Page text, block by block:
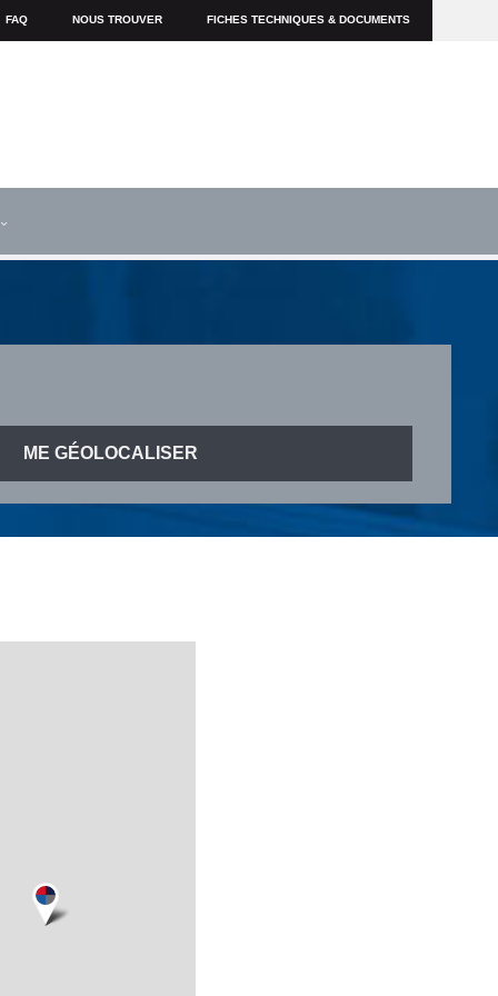
FAQ NOUS TROUVER FICHES TECHNIQUES & DOCUMENTS